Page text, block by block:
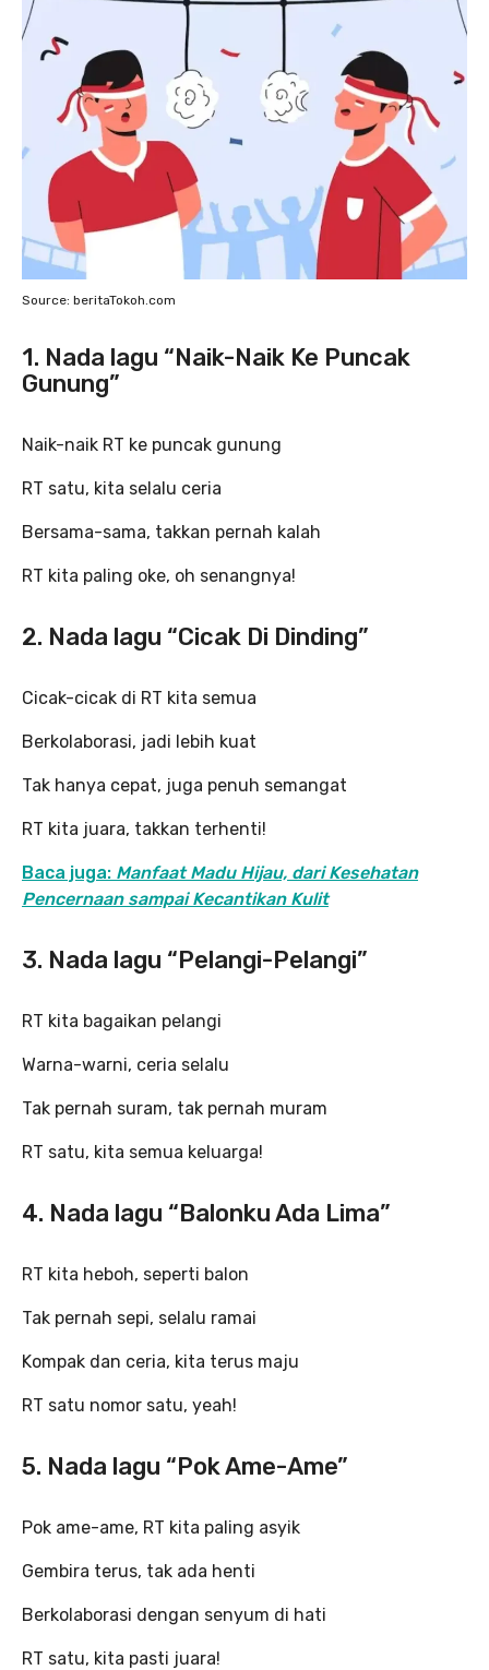
Source: beritaTokoh.com
1. Nada lagu “Naik-Naik Ke Puncak
Gunung”
Naik-naik RT ke puncak gunung
RT satu, kita selalu ceria
Bersama-sama, takkan pernah kalah
RT kita paling oke, oh senangnya!
2. Nada lagu “Cicak Di Dinding”
Cicak-cicak di RT kita semua
Berkolaborasi, jadi lebih kuat
Tak hanya cepat, juga penuh semangat
RT kita juara, takkan terhenti!
Baca juga: Manfaat Madu Hijau, dari Kesehatan
Pencernaan sampai Kecantikan Kulit
3. Nada lagu “Pelangi-Pelangi”
RT kita bagaikan pelangi
Warna-warni, ceria selalu
Tak pernah suram, tak pernah muram
RT satu, kita semua keluarga!
4. Nada lagu “Balonku Ada Lima”
RT kita heboh, seperti balon
Tak pernah sepi, selalu ramai
Kompak dan ceria, kita terus maju
RT satu nomor satu, yeah!
5. Nada lagu “Pok Ame-Ame”
Pok ame-ame, RT kita paling asyik
Gembira terus, tak ada henti
Berkolaborasi dengan senyum di hati
RT satu, kita pasti juara!